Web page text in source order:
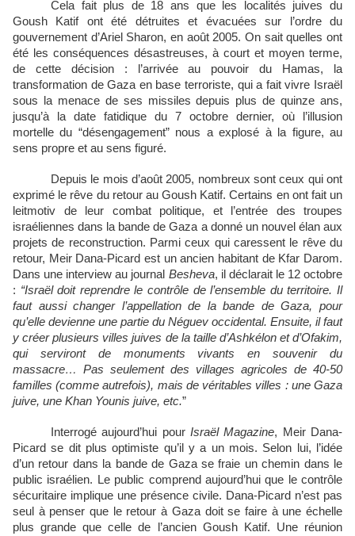
Cela fait plus de 18 ans que les localités juives du
Goush Katif ont été détruites et évacuées sur l’ordre du
gouvernement d’Ariel Sharon, en août 2005. On sait quelles ont
été les conséquences désastreuses, à court et moyen terme,
de cette décision : l’arrivée au pouvoir du Hamas, la
transformation de Gaza en base terroriste, qui a fait vivre Israël
sous la menace de ses missiles depuis plus de quinze ans,
jusqu’à la date fatidique du 7 octobre dernier, où l’illusion
mortelle du “désengagement” nous a explosé à la figure, au
sens propre et au sens figuré.
Depuis le mois d’août 2005, nombreux sont ceux qui ont
exprimé le rêve du retour au Goush Katif. Certains en ont fait un
leitmotiv de leur combat politique, et l’entrée des troupes
israéliennes dans la bande de Gaza a donné un nouvel élan aux
projets de reconstruction. Parmi ceux qui caressent le rêve du
retour, Meir Dana-Picard est un ancien habitant de Kfar Darom.
Dans une interview au journal Besheva, il déclarait le 12 octobre
: “Israël doit reprendre le contrôle de l’ensemble du territoire. Il
faut aussi changer l’appellation de la bande de Gaza, pour
qu’elle devienne une partie du Néguev occidental. Ensuite, il faut
y créer plusieurs villes juives de la taille d’Ashkélon et d’Ofakim,
qui serviront de monuments vivants en souvenir du
massacre… Pas seulement des villages agricoles de 40-50
familles (comme autrefois), mais de véritables villes : une Gaza
juive, une Khan Younis juive, etc.”
Interrogé aujourd’hui pour Israël Magazine, Meir Dana-
Picard se dit plus optimiste qu’il y a un mois. Selon lui, l’idée
d’un retour dans la bande de Gaza se fraie un chemin dans le
public israélien. Le public comprend aujourd’hui que le contrôle
sécuritaire implique une présence civile. Dana-Picard n’est pas
seul à penser que le retour à Gaza doit se faire à une échelle
plus grande que celle de l’ancien Goush Katif. Une réunion